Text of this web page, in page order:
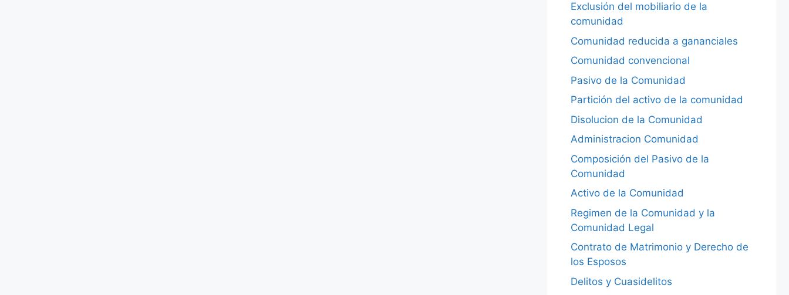
Exclusión del mobiliario de la
comunidad
Comunidad reducida a gananciales
Comunidad convencional
Pasivo de la Comunidad
Partición del activo de la comunidad
Disolucion de la Comunidad
Administracion Comunidad
Composición del Pasivo de la
Comunidad
Activo de la Comunidad
Regimen de la Comunidad y la
Comunidad Legal
Contrato de Matrimonio y Derecho de
los Esposos
Delitos y Cuasidelitos